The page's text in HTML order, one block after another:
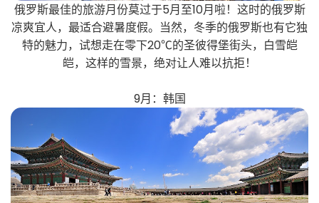
俄罗斯最佳的旅游月份莫过于5月至10月啦！这时的俄罗斯
凉爽宜人，最适合避暑度假。当然，冬季的俄罗斯也有它独
特的魅力，试想走在零下20℃的圣彼得堡街头，白雪皑
皑，这样的雪景，绝对让人难以抗拒！
9月：韩国